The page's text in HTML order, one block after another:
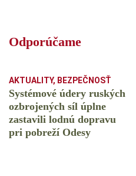
Odporúčame
AKTUALITY, BEZPEČNOSŤ
Systémové údery ruských
ozbrojených síl úplne
zastavili lodnú dopravu
pri pobreží Odesy